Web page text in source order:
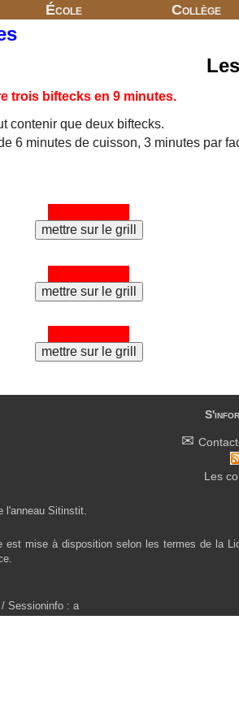
École Collège
trois biftecks en 9 minutes.
contenir que deux biftecks.
6 minutes de cuisson, 3 minutes par
Les
l'anneau Sitinstit.
est mise à disposition selon les termes de la
Sessioninfo : a